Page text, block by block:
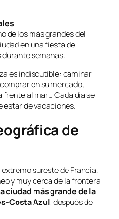
de los más grandes del
en una fiesta de
semanas.
es indiscutible: caminar
en su mercado,
frente al mar… Cada día se
estar de vacaciones.
de
sureste de Francia,
y muy cerca de la frontera
ciudad más grande de la
Costa Azul, después de